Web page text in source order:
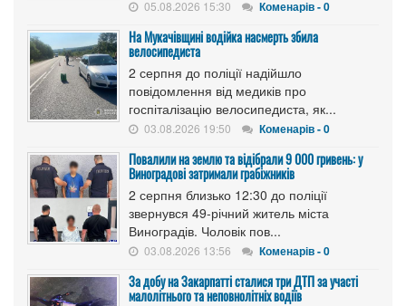
05.08.2026 15:30 Коменарів - 0
На Мукачівщині водійка насмерть збила
велосипедиста
2 серпня до поліції надійшло
повідомлення від медиків про
госпіталізацію велосипедиста, як...
03.08.2026 19:50 Коменарів - 0
Повалили на землю та відібрали 9 000 гривень: у
Виноградові затримали грабіжників
2 серпня близько 12:30 до поліції
звернувся 49-річний житель міста
Виноградів. Чоловік пов...
03.08.2026 13:56 Коменарів - 0
За добу на Закарпатті сталися три ДТП за участі
малолітнього та неповнолітніх водіїв